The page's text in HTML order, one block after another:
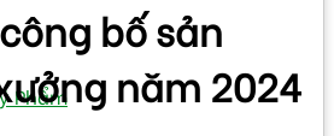
Phẩm
bố sản
năm 2024